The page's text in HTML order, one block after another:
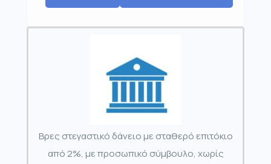
Βρες στεγαστικό δάνειο με σταθερό επιτόκιο
από 2%, με προσωπικό σύμβουλο, χωρίς